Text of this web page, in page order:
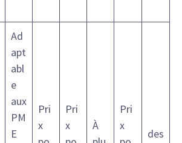
Ad
apt
abl
e
aux
PM
E
Pri
x
Pri
x
À
Pri
x
des